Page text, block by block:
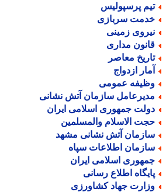
پرسپولیس
سربازی
زمینی
مداری
معاصر
ازدواج
عمومی
سازمان آتش نشانی
جمهوری اسلامی ایران
الاسلام والمسلمین
آتش نشانی مشهد
اطلاعات سپاه
اسلامی ایران
اطلاع رسانی
جهاد کشاورزی